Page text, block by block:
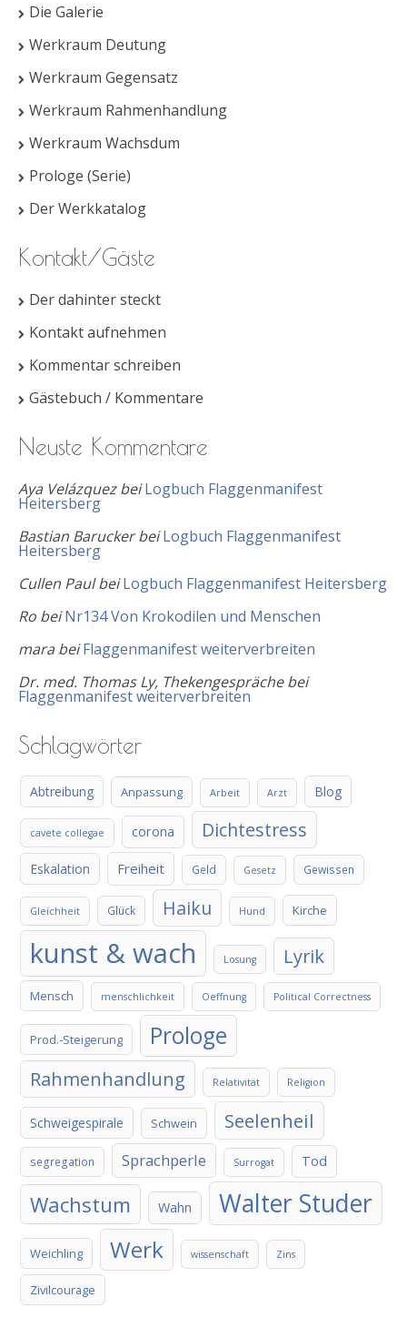
Die Galerie
Werkraum Deutung
Werkraum Gegensatz
Werkraum Rahmenhandlung
Werkraum Wachsdum
Prologe (Serie)
Der Werkkatalog
Kontakt/Gäste
Der dahinter steckt
Kontakt aufnehmen
Kommentar schreiben
Gästebuch / Kommentare
Neuste Kommentare
Aya VelázquezbeiLogbuch Flaggenmanifest
Heitersberg
Bastian BaruckerbeiLogbuch Flaggenmanifest
Heitersberg
Cullen PaulbeiLogbuch Flaggenmanifest Heitersberg
Ro beiNr134 Von Krokodilen und Menschen
mara beiFlaggenmanifest weiterverbreiten
Dr. med. Thomas Ly, Thekengesprächebei
Flaggenmanifest weiterverbreiten
Schlagwörter
Abtreibung Anpassung Arbeit Arzt Blog
cavete collegae corona Dichtestress
Eskalation Freiheit Geld Gesetz Gewissen
Gleichheit Glück Haiku Hund Kirche
kunst & wach Losung Lyrik
Mensch menschlichkeit Oeffnung Political Correctness
Prod.-Steigerung Prologe
Rahmenhandlung Relativität Religion
Schweigespirale Schwein Seelenheil
segregation Sprachperle Surrogat Tod
Wachstum Wahn Walter Studer
Weichling Werk wissenschaft Zins
Zivilcourage